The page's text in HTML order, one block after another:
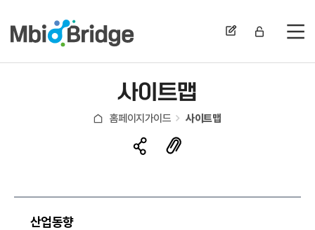
전
사이트맵
홈페이지가이드 사이트맵
산업동향